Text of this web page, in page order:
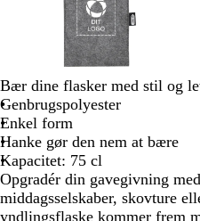
zoome
og
piletasterne
til
at
panorere
Bær dine flasker med stil og
Genbrugspolyester
Enkel form
Hanke gør den nem at bære
Kapacitet: 75 cl
Opgradér din gavegivning
middagsselskaber, skovture
yndlingsflaske kommer frem